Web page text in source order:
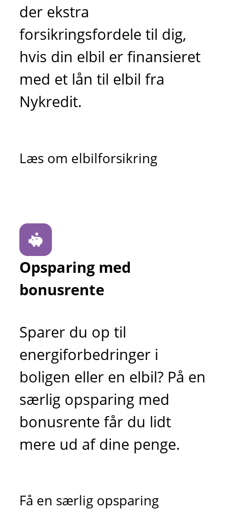
der ekstra
forsikringsfordele til dig,
hvis din elbil er finansieret
med et lån til elbil fra
Nykredit.
Læs om elbilforsikring
Opsparing med
bonusrente
Sparer du op til
energiforbedringer i
boligen eller en elbil? På en
særlig opsparing med
bonusrente får du lidt
mere ud af dine penge.
Få en særlig opsparing